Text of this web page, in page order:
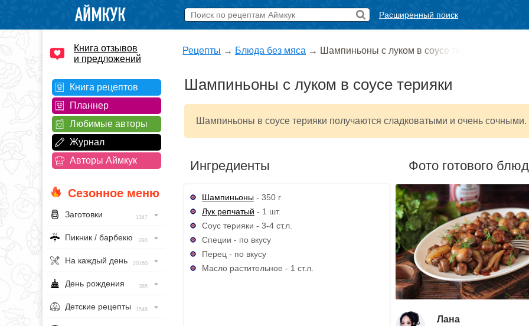
Расширенный поиск
Книга отзывов
и предложений
Книга рецептов
Планнер
Любимые авторы
Журнал
Авторы Аймкук
Сезонное меню
Заготовки 1347
Пикник / барбекю 293
На каждый день 20160
День рождения 385
Детские рецепты 1548
Рецепты → Блюда без мяса → Шампиньоны с луком в соусе тер
Шампиньоны с луком в соусе терияки
Шампиньоны в соусе терияки получаются сладковатыми и очень сочными.
Ингредиенты
Шампиньоны - 350 г
Лук репчатый - 1 шт.
Соус терияки - 3-4 ст.л.
Специи - по вкусу
Перец - по вкусу
Масло растительное - 1 ст.л.
Фото готового
Лана